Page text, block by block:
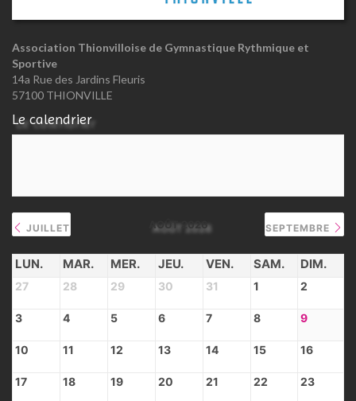
Association Thionvilloise de Gymnastique Rythmique et
Sportive
14a Rue des Jardins Fleuris
57100 THIONVILLE
Le calendrier
JUILLET AOÛT 2026 SEPTEMBRE
LUN. MAR. MER. JEU. VEN. SAM. DIM.
27 28 29 30 31 1 2
3 4 5 6 7 8 9
10 11 12 13 14 15 16
17 18 19 20 21 22 23